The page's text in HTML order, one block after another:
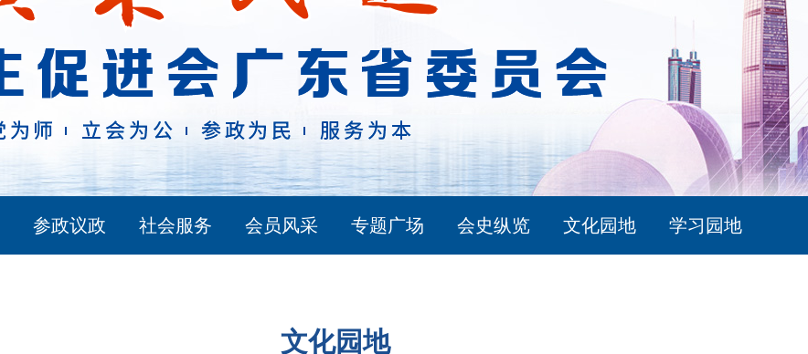
参政议政 社会服务 会员风采 专题广场 会史纵览 文化园地 学习园地
文化园地